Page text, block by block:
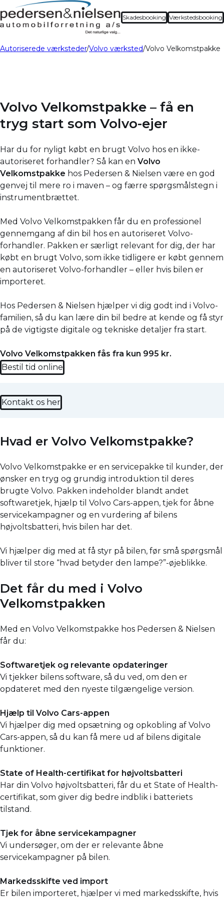
Skadesbooking Værkstedsbooking
Autoriserede værksteder Volvo værksted Volvo Velkomstpakke
Volvo Velkomstpakke – få en
tryg start som Volvo-ejer
Har du for nyligt købt en brugt Volvo hos en ikke-
autoriseret forhandler? Så kan en Volvo
Velkomstpakke hos Pedersen & Nielsen være en god
genvej til mere ro i maven – og færre spørgsmålstegn i
instrumentbrættet.
Med Volvo Velkomstpakken får du en professionel
gennemgang af din bil hos en autoriseret Volvo-
forhandler. Pakken er særligt relevant for dig, der har
købt en brugt Volvo, som ikke tidligere er købt gennem
en autoriseret Volvo-forhandler – eller hvis bilen er
importeret.
Hos Pedersen & Nielsen hjælper vi dig godt ind i Volvo-
familien, så du kan lære din bil bedre at kende og få styr
på de vigtigste digitale og tekniske detaljer fra start.
Volvo Velkomstpakken fås fra kun 995 kr.
Bestil tid online
Kontakt os her
Hvad er Volvo Velkomstpakke?
Volvo Velkomstpakke er en servicepakke til kunder, der
ønsker en tryg og grundig introduktion til deres
brugte Volvo. Pakken indeholder blandt andet
softwaretjek, hjælp til Volvo Cars-appen, tjek for åbne
servicekampagner og en vurdering af bilens
højvoltsbatteri, hvis bilen har det.
Vi hjælper dig med at få styr på bilen, før små spørgsmål
bliver til store “hvad betyder den lampe?”-øjeblikke.
Det får du med i Volvo
Velkomstpakken
Med en Volvo Velkomstpakke hos Pedersen & Nielsen
får du:
Softwaretjek og relevante opdateringer
Vi tjekker bilens software, så du ved, om den er
opdateret med den nyeste tilgængelige version.
Hjælp til Volvo Cars-appen
Vi hjælper dig med opsætning og opkobling af Volvo
Cars-appen, så du kan få mere ud af bilens digitale
funktioner.
State of Health-certifikat for højvoltsbatteri
Har din Volvo højvoltsbatteri, får du et State of Health-
certifikat, som giver dig bedre indblik i batteriets
tilstand.
Tjek for åbne servicekampagner
Vi undersøger, om der er relevante åbne
servicekampagner på bilen.
Markedsskifte ved import
Er bilen importeret, hjælper vi med markedsskifte, hvis